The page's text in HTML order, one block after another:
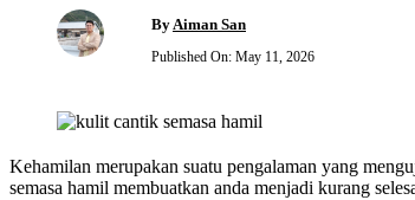
ByAiman San
Published On: May 11, 2026
Kehamilan merupakan suatu pengalaman yang
semasa hamil membuatkan anda menjadi kurang